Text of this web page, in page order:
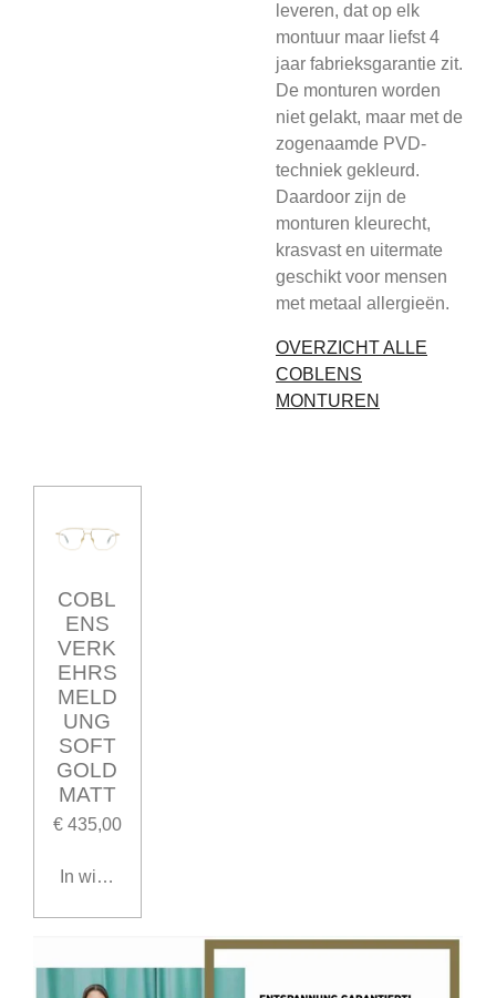
leveren, dat op elk
montuur maar liefst 4
jaar fabrieksgarantie zit.
De monturen worden
niet gelakt, maar met de
zogenaamde PVD-
techniek gekleurd.
Daardoor zijn de
monturen kleurecht,
krasvast en uitermate
geschikt voor mensen
met metaal allergieën.
OVERZICHT ALLE
COBLENS
MONTUREN
COBL
ENS
VERK
EHRS
MELD
UNG
SOFT
GOLD
MATT
€ 435,00
In winkelwagen